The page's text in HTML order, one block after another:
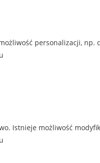
personalizacji,
Istnieje możliwość